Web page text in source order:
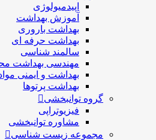
اپیدمیولوژی
آموزش بهداشت
بهداشت باروری
بهداشت حرفه ای
سالمند شناسی
مهندسی بهداشت
بهداشت و ایمنی
بهداشت پرتوها
گروه توانبخشی
فیزیوتراپی
مشاوره توانبخشی
مجموعه زیست شناسی